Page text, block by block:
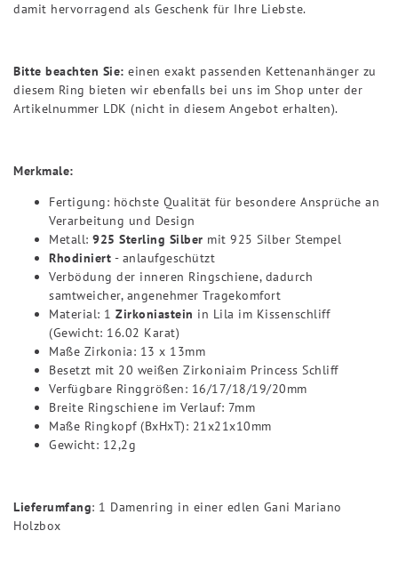
damit hervorragend als Geschenk für Ihre Liebste.
Bitte beachten Sie: einen exakt passenden Kettenanhänger zu
diesem Ring bieten wir ebenfalls bei uns im Shop unter der
Artikelnummer LDK (nicht in diesem Angebot erhalten).
Merkmale:
Fertigung: höchste Qualität für besondere Ansprüche an
Verarbeitung und Design
Metall: 925 Sterling Silber mit 925 Silber Stempel
Rhodiniert - anlaufgeschützt
Verbödung der inneren Ringschiene, dadurch
samtweicher, angenehmer Tragekomfort
Material: 1 Zirkoniastein in Lila im Kissenschliff
(Gewicht: 16.02 Karat)
Maße Zirkonia: 13 x 13mm
Besetzt mit 20 weißen Zirkoniaim Princess Schliff
Verfügbare Ringgrößen: 16/17/18/19/20mm
Breite Ringschiene im Verlauf: 7mm
Maße Ringkopf (BxHxT): 21x21x10mm
Gewicht: 12,2g
Lieferumfang: 1 Damenring in einer edlen Gani Mariano
Holzbox